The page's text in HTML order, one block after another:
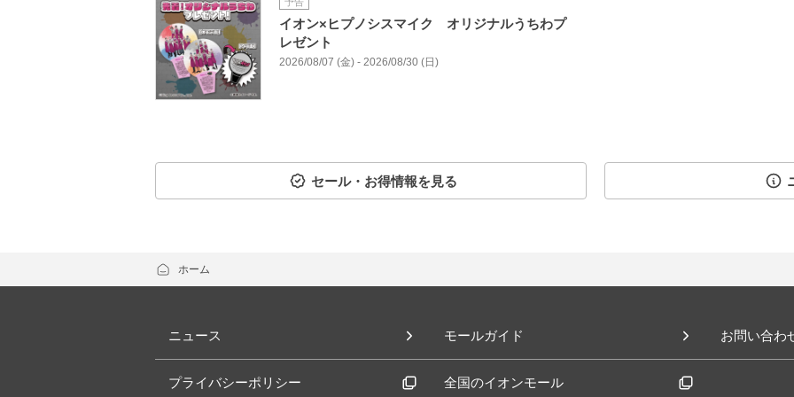
イオン×ヒプノシスマイク オリジナルうちわプ
レゼント
2026/08/07 (金) - 2026/08/30 (日)
セール・お得情報を見る
ホーム
ニュース モールガイド お問い合わ
プライバシーポリシー 全国のイオンモール